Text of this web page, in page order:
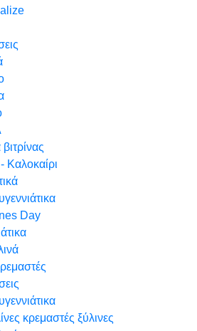
Καλοκαίρι
Day
κρεμαστές ξύλινες